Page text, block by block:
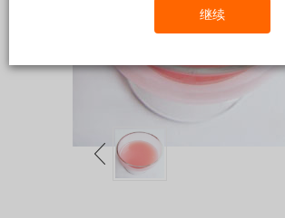
继续